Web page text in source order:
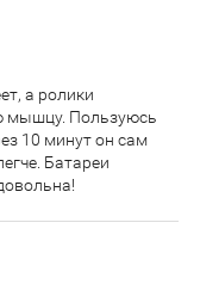
а ролики
мышцу. Пользуюсь
10 минут он сам
Батареи